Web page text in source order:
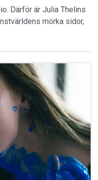
Därför är Julia Thelins
mörka sidor,